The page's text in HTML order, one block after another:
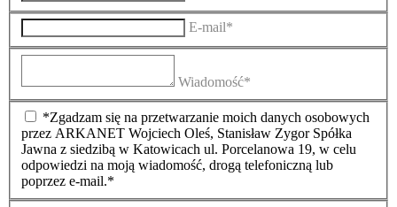
E-mail*
Wiadomość*
*Zgadzam się na przetwarzanie moich danych osobowych
przez ARKANET Wojciech Oleś, Stanisław Zygor Spółka
Jawna z siedzibą w Katowicach ul. Porcelanowa 19, w celu
odpowiedzi na moją wiadomość, drogą telefoniczną lub
poprzez e-mail.*